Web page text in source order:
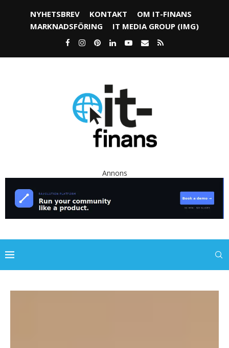
NYHETSBREV KONTAKT
OM IT-FINANS
MARKNADSFÖRING
IT MEDIA GROUP (IMG)
Annons